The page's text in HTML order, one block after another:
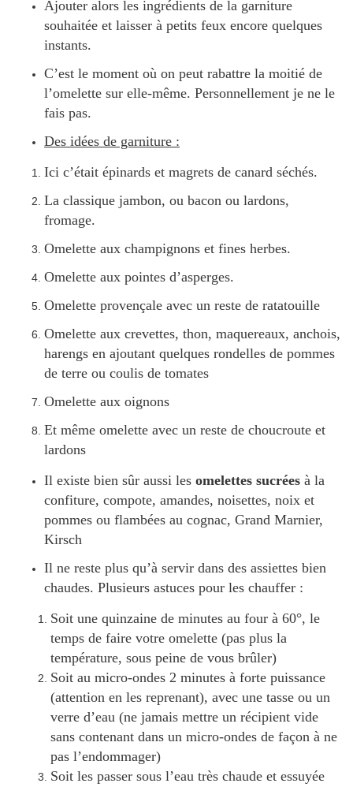
Ajouter alors les ingrédients de la garniture
souhaitée et laisser à petits feux encore quelques
instants.
C’est le moment où on peut rabattre la moitié de
l’omelette sur elle-même. Personnellement je ne le
fais pas.
Des idées de garniture :
Ici c’était épinards et magrets de canard séchés.
La classique jambon, ou bacon ou lardons,
fromage.
Omelette aux champignons et fines herbes.
Omelette aux pointes d’asperges.
Omelette provençale avec un reste de ratatouille
Omelette aux crevettes, thon, maquereaux, anchois,
harengs en ajoutant quelques rondelles de pommes
de terre ou coulis de tomates
Omelette aux oignons
Et même omelette avec un reste de choucroute et
lardons
Il existe bien sûr aussi les omelettes sucrées à la
confiture, compote, amandes, noisettes, noix et
pommes ou flambées au cognac, Grand Marnier,
Kirsch
Il ne reste plus qu’à servir dans des assiettes bien
chaudes. Plusieurs astuces pour les chauffer :
Soit une quinzaine de minutes au four à 60°, le
temps de faire votre omelette (pas plus la
température, sous peine de vous brûler)
Soit au micro-ondes 2 minutes à forte puissance
(attention en les reprenant), avec une tasse ou un
verre d’eau (ne jamais mettre un récipient vide
sans contenant dans un micro-ondes de façon à ne
pas l’endommager)
Soit les passer sous l’eau très chaude et essuyée